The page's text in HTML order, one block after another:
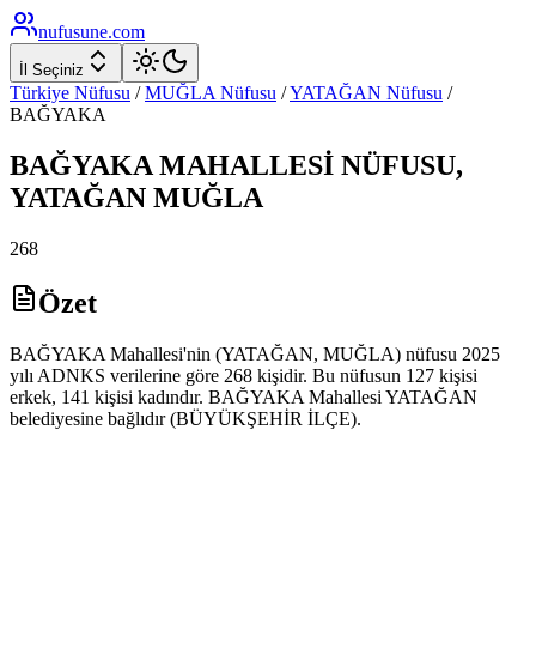
nufusune.com
İl Seçiniz
Türkiye Nüfusu / MUĞLA Nüfusu /YATAĞAN Nüfusu /
BAĞYAKA
BAĞYAKA MAHALLESİ NÜFUSU,
YATAĞAN MUĞLA
268
Özet
BAĞYAKA Mahallesi'nin (YATAĞAN, MUĞLA) nüfusu 2025
yılı ADNKS verilerine göre 268 kişidir. Bu nüfusun 127 kişisi
erkek, 141 kişisi kadındır. BAĞYAKA Mahallesi YATAĞAN
belediyesine bağlıdır (BÜYÜKŞEHİR İLÇE).